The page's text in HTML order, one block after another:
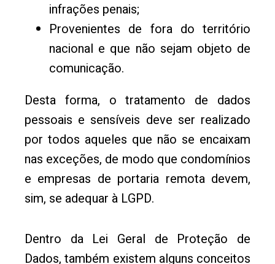
infrações penais;
Provenientes de fora do território
nacional e que não sejam objeto de
comunicação.
Desta forma, o tratamento de dados
pessoais e sensíveis deve ser realizado
por todos aqueles que não se encaixam
nas exceções, de modo que condomínios
e empresas de portaria remota devem,
sim, se adequar à LGPD.
Dentro da Lei Geral de Proteção de
Dados, também existem alguns conceitos